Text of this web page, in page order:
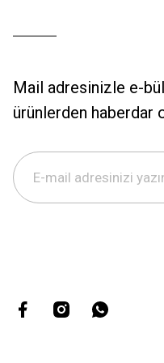
Mail adresinizle e-
ürünlerden haberdar